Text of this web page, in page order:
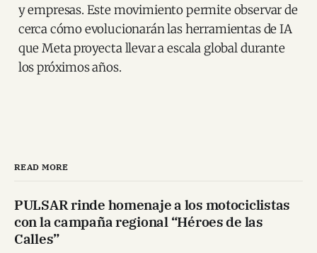
y empresas. Este movimiento permite observar de
cerca cómo evolucionarán las herramientas de IA
que Meta proyecta llevar a escala global durante
los próximos años.
READ MORE
PULSAR rinde homenaje a los motociclistas
con la campaña regional “Héroes de las
Calles”